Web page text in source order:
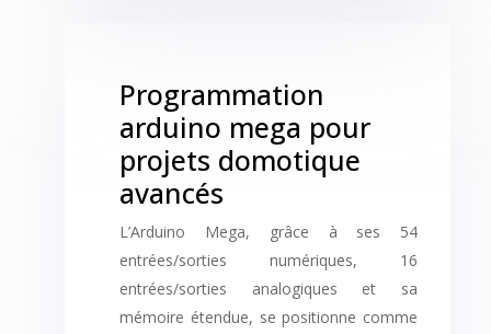
Programmation
arduino mega pour
projets domotique
avancés
L’Arduino Mega, grâce à ses 54
entrées/sorties numériques, 16
entrées/sorties analogiques et sa
mémoire étendue, se positionne comme